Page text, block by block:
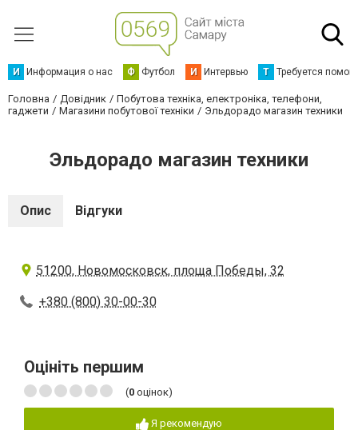
И Информация о нас Ф Футбол И Интервью Т Требуется
Головна Довідник
Побутова техніка, електроніка, телефони,
гаджети
Магазини побутової техніки Эльдорадо магазин техники
Эльдорадо магазин техники
Опис Відгуки
51200, Новомосковск, площа Победы, 32
+380 (800) 30-00-30
Оцініть першим
(0 оцінок)
Я рекомендую